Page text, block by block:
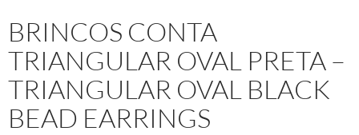
BRINCOS CONTA
TRIANGULAR OVAL PRETA –
TRIANGULAR OVAL BLACK
BEAD EARRINGS